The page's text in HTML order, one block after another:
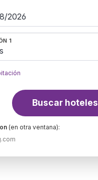
1
Buscar hoteles
(en otra ventana):